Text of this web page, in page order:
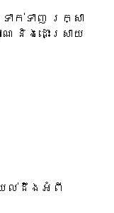
ក់ទាញ រក្សា
ងដោះស្រាយ
យល់ដឹងអំពី